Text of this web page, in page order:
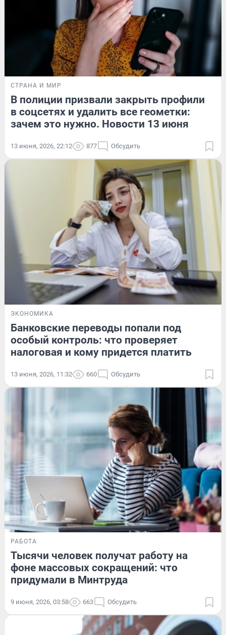
СТРАНА И МИР
В полиции призвали закрыть профили
в соцсетях и удалить все геометки:
зачем это нужно. Новости 13 июня
13 июня, 2026, 22:12 877 Обсудить
ЭКОНОМИКА
Банковские переводы попали под
особый контроль: что проверяет
налоговая и кому придется платить
13 июня, 2026, 11:32 660 Обсудить
РАБОТА
Тысячи человек получат работу на
фоне массовых сокращений: что
придумали в Минтруда
9 июня, 2026, 03:58 663 Обсудить